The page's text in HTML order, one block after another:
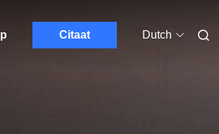
Citaat Dutch